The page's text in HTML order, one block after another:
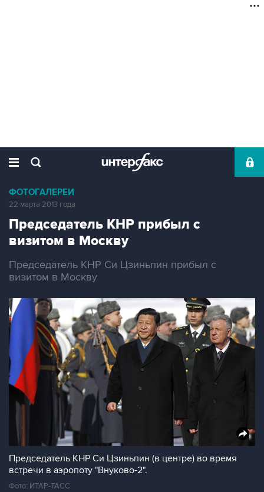
ФОТОГАЛЕРЕИ
22 марта 2013 года
Председатель КНР прибыл с
визитом в Москву
Председатель КНР Си Цзиньпин прибыл с
визитом в Москву
Председатель КНР Си Цзиньпин (в центре) во время
встречи в аэропоту "Внуково-2".
Фото: ИТАР-ТАСС